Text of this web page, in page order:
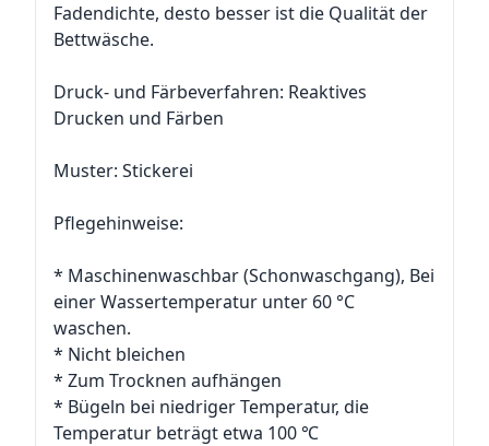
Fadendichte, desto besser ist die Qualität der
Bettwäsche.
Druck- und Färbeverfahren: Reaktives
Drucken und Färben
Muster: Stickerei
Pflegehinweise:
* Maschinenwaschbar (Schonwaschgang), Bei
einer Wassertemperatur unter 60 °C
waschen.
* Nicht bleichen
* Zum Trocknen aufhängen
* Bügeln bei niedriger Temperatur, die
Temperatur beträgt etwa 100 ℃